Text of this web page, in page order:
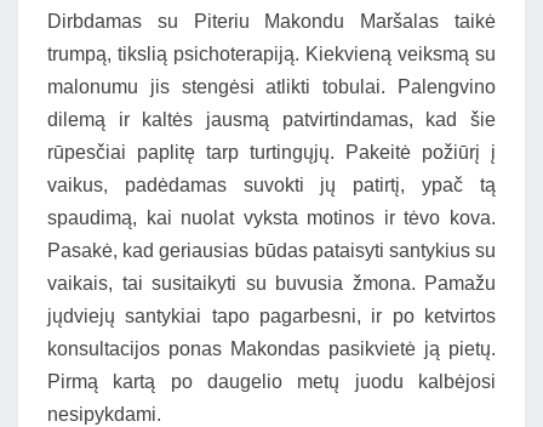
Dirbdamas su Piteriu Makondu Maršalas taikė
trumpą, tikslią psichoterapiją. Kiekvieną veiksmą su
malonumu jis stengėsi atlikti tobulai. Palengvino
dilemą ir kaltės jausmą patvirtindamas, kad šie
rūpesčiai paplitę tarp turtingųjų. Pakeitė požiūrį į
vaikus, padėdamas suvokti jų patirtį, ypač tą
spaudimą, kai nuolat vyksta motinos ir tėvo kova.
Pasakė, kad geriausias būdas pataisyti santykius su
vaikais, tai susitaikyti su buvusia žmona. Pamažu
jųdviejų santykiai tapo pagarbesni, ir po ketvirtos
konsultacijos ponas Makondas pasikvietė ją pietų.
Pirmą kartą po daugelio metų juodu kalbėjosi
nesipykdami.